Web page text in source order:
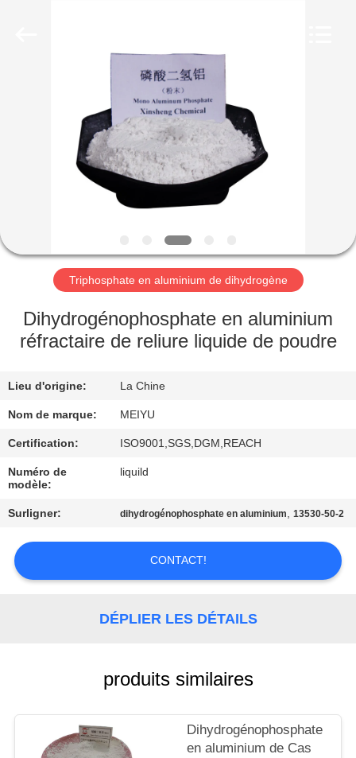
MAISON
PRODUITS
VIDÉOS
PROPOS
DE
VISITE
DE
L'USINE
CONTRÔLE
DE
LA
CONTACTER
DEMANDEZ
Triphosphate en aluminium de dihydrogène
Dihydrogénophosphate en aluminium
réfractaire de reliure liquide de poudre
Lieu d'origine: La Chine
Nom de marque: MEIYU
Certification: ISO9001,SGS,DGM,REACH
Numéro de
modèle:
liquild
Surligner: dihydrogénophosphate en aluminium,13530-50-2
CONTACT!
DÉPLIER LES DÉTAILS
produits similaires
Dihydrogénophosphate
en aluminium de Cas